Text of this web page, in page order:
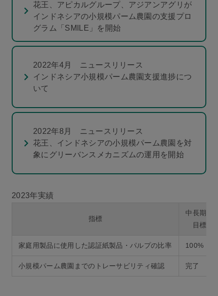
花王、アピカルグループ、アジアンアグリが
インドネシアの小規模パーム農園の支援プロ
グラム「SMILE」を開始
2022年4月 ニュースリリース
インドネシア小規模パーム農園支援進捗につ
いて
2022年8月 ニュースリリース
花王、インドネシアの小規模パーム農園を対
象にグリーバンスメカニズムの運用を開始
2023年実績
指標
中長期目
目標値
家庭用製品に使用した認証紙製品・パルプの比率 100%
小規模パーム農園までのトレーサビリティ確認 完了